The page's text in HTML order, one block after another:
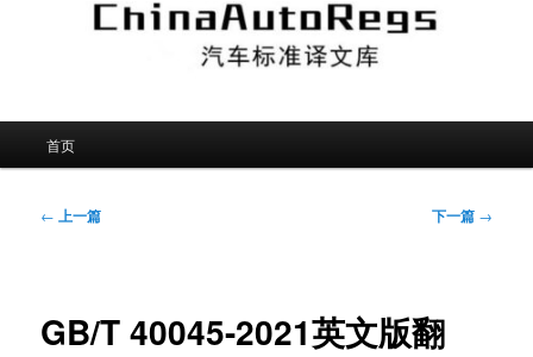
首页
文
← 上一篇 下一篇 →
GB/T 40045-2021英文版翻